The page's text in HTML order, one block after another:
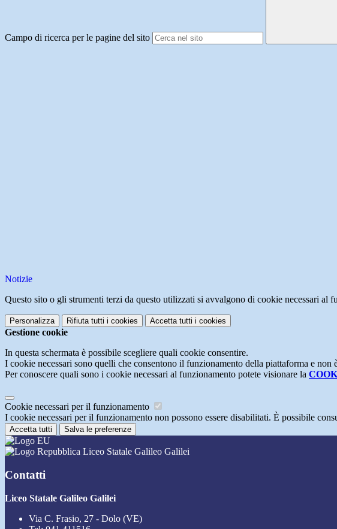
Campo di ricerca per le pagine del sito
Notizie
Questo sito o gli strumenti terzi da questo utilizzati si avvalgono di cookie necessari al
Personalizza Rifiuta tutti i cookies Accetta tutti i cookies
Gestione cookie
In questa schermata è possibile scegliere quali cookie consentire.
I cookie necessari sono quelli che consentono il funzionamento della piattaforma e non
Per conoscere quali sono i cookie necessari al funzionamento potete visionare la
Cookie necessari per il funzionamento
I cookie necessari per il funzionamento non possono essere disabilitati. È possibile
Accetta tutti Salva le preferenze
Liceo Statale Galileo Galilei
Contatti
Liceo Statale Galileo Galilei
Via C. Frasio, 27 - Dolo (VE)